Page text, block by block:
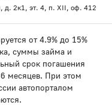
д. 2к1, эт. 4, п. XII, оф. 412
от 4.9% до 15%
суммы займа и
срок погашения
месяцев. При этом
автопорталом